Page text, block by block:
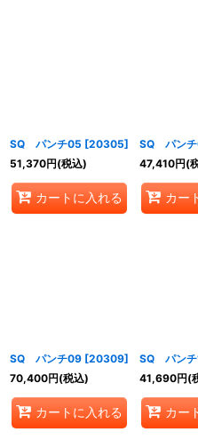
SQ パンチ05 [20305]
51,370円(税込)
カートに入れる
SQ パン
47,410円(
カー
SQ パンチ09 [20309]
70,400円(税込)
カートに入れる
SQ パン
41,690円(
カー